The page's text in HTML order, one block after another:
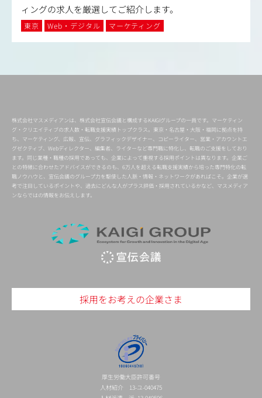
ィングの求人を厳選してご紹介します。
東京 Web・デジタル マーケティング
株式会社マスメディアンは、株式会社宣伝会議と構成するKAIGIグループの一員です。マーケティン
グ・クリエイティブの求人数・転職支援実績トップクラス。東京・名古屋・大阪・福岡に拠点を持
ち、マーケティング、広報、宣伝、グラフィックデザイナー、コピーライター、営業・アカウントエ
グゼクティブ、Webディレクター、編集者、ライターなど専門職に特化し、転職のご支援をしており
ます。同じ業種・職種の採用であっても、企業によって重視する採用ポイントは異なります。企業ご
との特徴に合わせたアドバイスができるのも、6万人を超える転職支援実績から培った専門特化の転
職ノウハウと、宣伝会議のグループ力を駆使した人脈・情報・ネットワークがあればこそ。企業が選
考で注目しているポイントや、過去にどんな人がプラス評価・採用されているかなど、マスメディア
ンならではの情報をお伝えします。
採用をお考えの企業さま
厚生労働大臣許可番号
人材紹介 13-ユ-040475